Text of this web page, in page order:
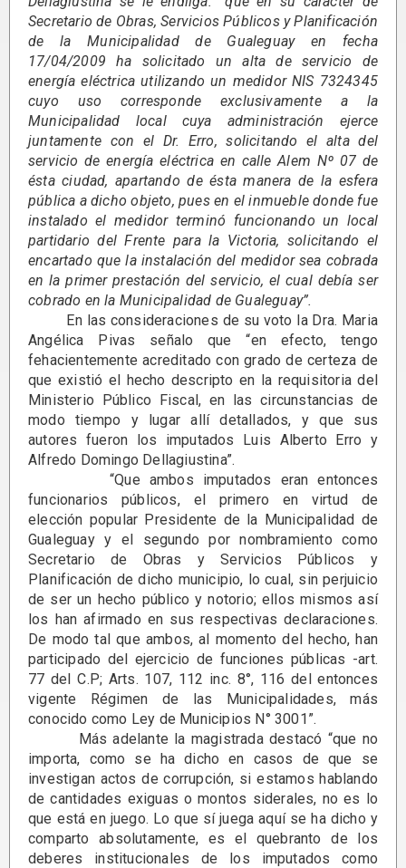
Secretario de Obras, Servicios Públicos y Planificación
de la Municipalidad de Gualeguay en fecha
17/04/2009 ha solicitado un alta de servicio de
energía eléctrica utilizando un medidor NIS 7324345
cuyo uso corresponde exclusivamente a la
Municipalidad local cuya administración ejerce
juntamente con el Dr. Erro, solicitando el alta del
servicio de energía eléctrica en calle Alem Nº 07 de
ésta ciudad, apartando de ésta manera de la esfera
pública a dicho objeto, pues en el inmueble donde fue
instalado el medidor terminó funcionando un local
partidario del Frente para la Victoria, solicitando el
encartado que la instalación del medidor sea cobrada
en la primer prestación del servicio, el cual debía ser
cobrado en la Municipalidad de Gualeguay”.
En las consideraciones de su voto la Dra. Maria
Angélica Pivas señalo que “en efecto, tengo
fehacientemente acreditado con grado de certeza de
que existió el hecho descripto en la requisitoria del
Ministerio Público Fiscal, en las circunstancias de
modo tiempo y lugar allí detallados, y que sus
autores fueron los imputados Luis Alberto Erro y
Alfredo Domingo Dellagiustina”.
“Que ambos imputados eran entonces
funcionarios públicos, el primero en virtud de
elección popular Presidente de la Municipalidad de
Gualeguay y el segundo por nombramiento como
Secretario de Obras y Servicios Públicos y
Planificación de dicho municipio, lo cual, sin perjuicio
de ser un hecho público y notorio; ellos mismos así
los han afirmado en sus respectivas declaraciones.
De modo tal que ambos, al momento del hecho, han
participado del ejercicio de funciones públicas -art.
77 del C.P; Arts. 107, 112 inc. 8°, 116 del entonces
vigente Régimen de las Municipalidades, más
conocido como Ley de Municipios N° 3001”.
Más adelante la magistrada destacó “que no
importa, como se ha dicho en casos de que se
investigan actos de corrupción, si estamos hablando
de cantidades exiguas o montos siderales, no es lo
que está en juego. Lo que sí juega aquí se ha dicho y
comparto absolutamente, es el quebranto de los
deberes institucionales de los imputados como